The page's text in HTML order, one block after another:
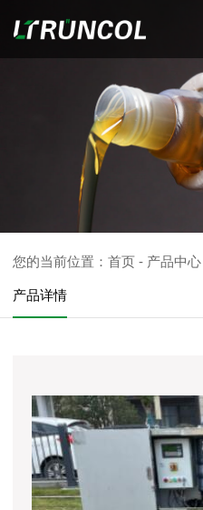
您的当前位置： 首页 - 产品中心
产品详情